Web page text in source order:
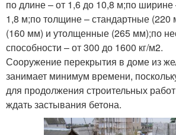
по длине – от 1,6 до 10,8 м;по
1,8 м;по толщине – стандартные (220
(160 мм) и утолщенные (265 мм);по
способности – от 300 до 1600 кг/м2.
Сооружение перекрытия в доме из
занимает минимум времени,
для продолжения строительных
ждать застывания бетона.